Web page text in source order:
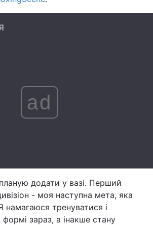
Туризм
Статті
ad
додати у вазі. Перший
- моя наступна мета, яка
намагаюся тренуватися і
зараз, а інакше стану